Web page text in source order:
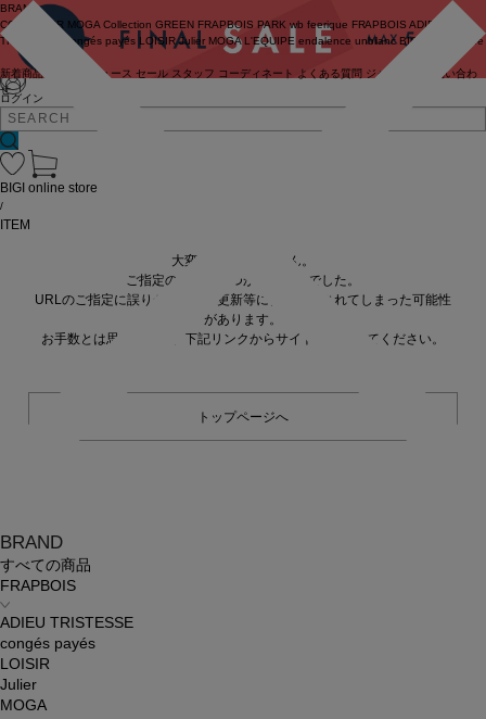
ログイン
BRAND
COUTURIER MOGA Collection GREEN FRAPBOIS PARK wb feerique FRAPBOIS ADIEU
TRISTESSE
congés payés LOISIR Julier MOGA L'EQUIPE endalence unbilanc BIGI online store
新着商品 ニュース セール スタッフ コーディネート よくある質問 ジャーナル
お問い合わ
せ
BRAND
すべての商品
FRAPBOIS
ADIEU TRISTESSE
congés payés
LOISIR
Julier
MOGA
BIGI online store
/
ITEM
大変申し訳ありません。
ご指定の商品が見つかりませんでした。
URLのご指定に誤りがあるか、更新等に伴い削除されてしまった可能性
があります。
お手数とは思いますが、下記リンクからサイトへ移動してください。
トップページへ